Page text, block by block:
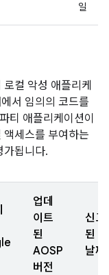
일
컬 악성 애플리케
서 임의의 코드를
티 애플리케이션이
세스를 부여하는
가됩니다.
업데
이트
된
AOSP
버전
신고
된
날짜